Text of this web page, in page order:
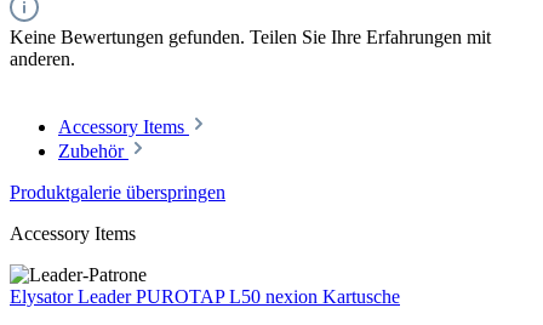
Keine Bewertungen gefunden. Teilen Sie Ihre Erfahrungen mit
anderen.
Accessory Items
Zubehör
Produktgalerie überspringen
Accessory Items
Elysator Leader PUROTAP L50 nexion Kartusche